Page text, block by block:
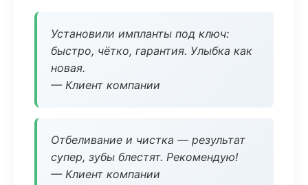
Установили импланты под ключ:
быстро, чётко, гарантия. Улыбка как
новая.
— Клиент компании
Отбеливание и чистка — результат
супер, зубы блестят. Рекомендую!
— Клиент компании